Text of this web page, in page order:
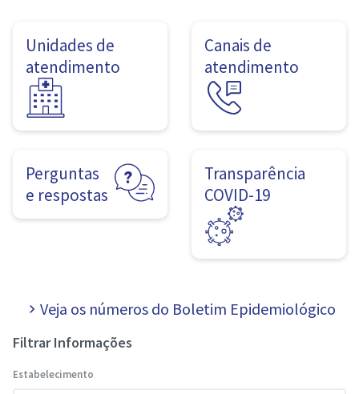
Unidades de
atendimento
Canais de
atendimento
Perguntas
e respostas
Transparência
COVID-19
navigate_next Veja os números do Boletim Epidemiológico
Filtrar Informações
Estabelecimento